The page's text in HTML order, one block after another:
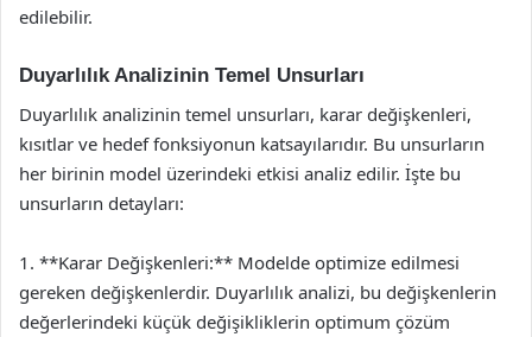
edilebilir.
Duyarlılık Analizinin Temel Unsurları
Duyarlılık analizinin temel unsurları, karar değişkenleri,
kısıtlar ve hedef fonksiyonun katsayılarıdır. Bu unsurların
her birinin model üzerindeki etkisi analiz edilir. İşte bu
unsurların detayları:
1. **Karar Değişkenleri:** Modelde optimize edilmesi
gereken değişkenlerdir. Duyarlılık analizi, bu değişkenlerin
değerlerindeki küçük değişikliklerin optimum çözüm